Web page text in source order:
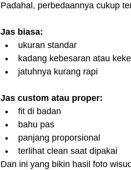
Padahal, perbedaannya cukup
Jas biasa:
ukuran standar
kadang kebesaran atau
jatuhnya kurang rapi
Jas custom atau proper:
fit di badan
bahu pas
panjang proporsional
terlihat clean saat dipakai
Dan ini yang bikin hasil foto